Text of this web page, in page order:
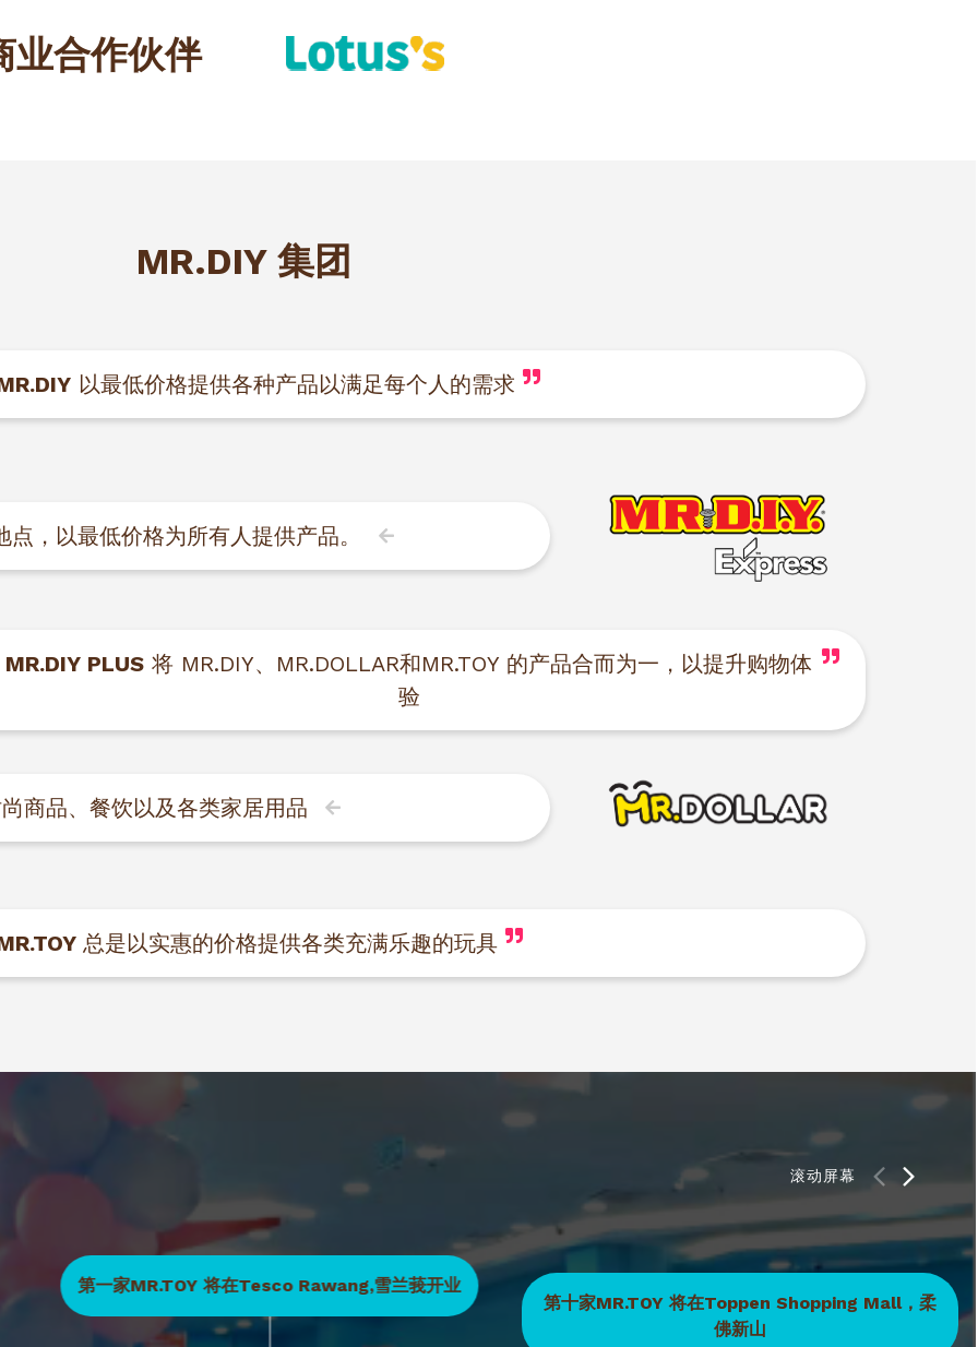
业合作伙伴
MR.DIY 集团
以最低价格提供各种产品以满足每个人的需求
，以最低价格为所有人提供产品。
MR.DIY PLUS 将 MR.DIY、MR.DOLLAR和MR.TOY 的产品合而为一，以提升购物体
验
商品、餐饮以及各类家居用品
总是以实惠的价格提供各类充满乐趣的玩具
滚动屏幕
第一家MR.TOY 将在Tesco Rawang,雪兰莪开业
第十家MR.TOY 将在Toppen Shopping Mall，柔
佛新山